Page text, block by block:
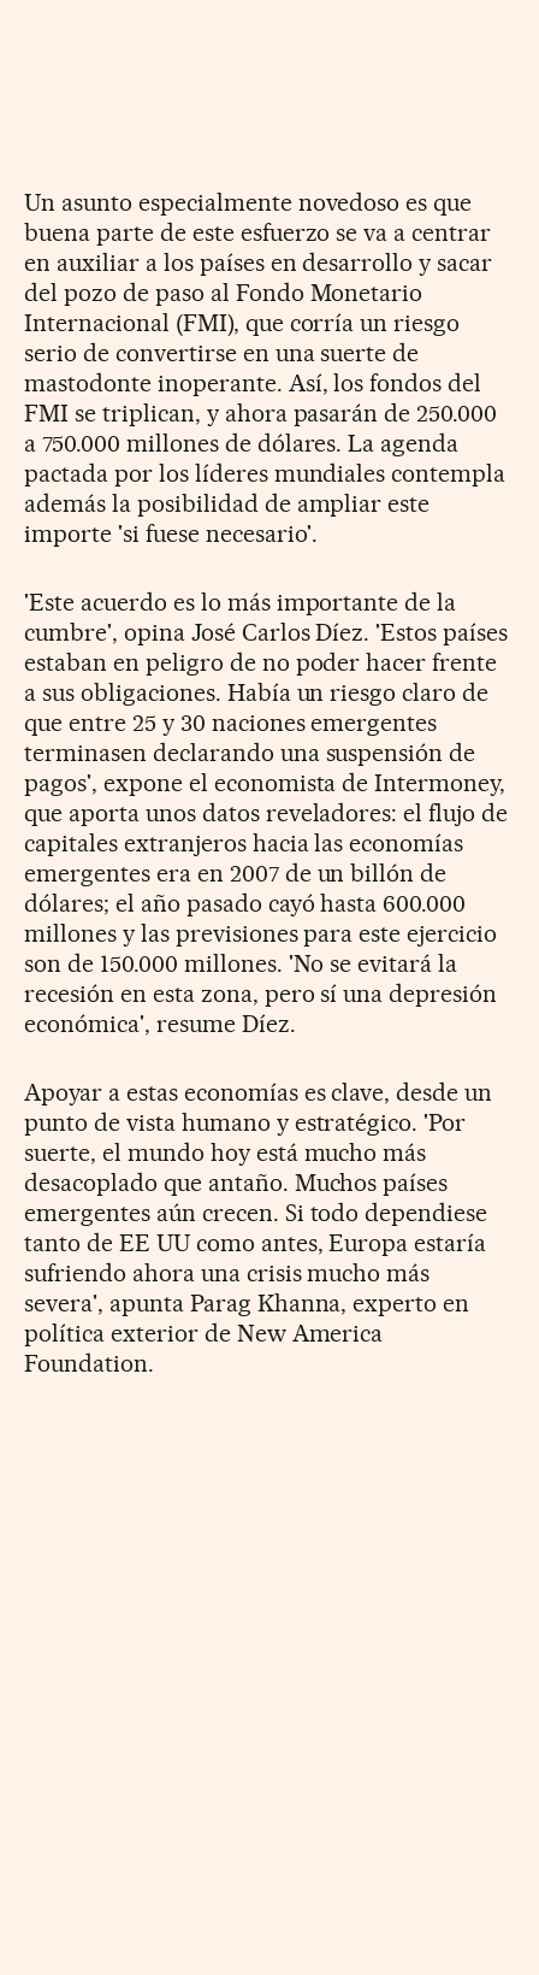
Un asunto especialmente novedoso es que
buena parte de este esfuerzo se va a centrar
en auxiliar a los países en desarrollo y sacar
del pozo de paso al Fondo Monetario
Internacional (FMI), que corría un riesgo
serio de convertirse en una suerte de
mastodonte inoperante. Así, los fondos del
FMI se triplican, y ahora pasarán de 250.000
a 750.000 millones de dólares. La agenda
pactada por los líderes mundiales contempla
además la posibilidad de ampliar este
importe 'si fuese necesario'.
'Este acuerdo es lo más importante de la
cumbre', opina José Carlos Díez. 'Estos países
estaban en peligro de no poder hacer frente
a sus obligaciones. Había un riesgo claro de
que entre 25 y 30 naciones emergentes
terminasen declarando una suspensión de
pagos', expone el economista de Intermoney,
que aporta unos datos reveladores: el flujo de
capitales extranjeros hacia las economías
emergentes era en 2007 de un billón de
dólares; el año pasado cayó hasta 600.000
millones y las previsiones para este ejercicio
son de 150.000 millones. 'No se evitará la
recesión en esta zona, pero sí una depresión
económica', resume Díez.
Apoyar a estas economías es clave, desde un
punto de vista humano y estratégico. 'Por
suerte, el mundo hoy está mucho más
desacoplado que antaño. Muchos países
emergentes aún crecen. Si todo dependiese
tanto de EE UU como antes, Europa estaría
sufriendo ahora una crisis mucho más
severa', apunta Parag Khanna, experto en
política exterior de New America
Foundation.